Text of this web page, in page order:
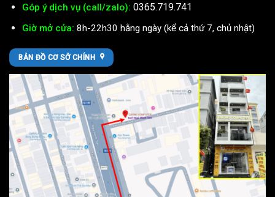
Góp ý dịch vụ (call/zalo): 0365.719.741
Giờ mở cửa: 8h-22h30 hằng ngày (kể cả thứ 7, chủ nhật)
BẢN ĐỒ CƠ SỞ CHÍNH